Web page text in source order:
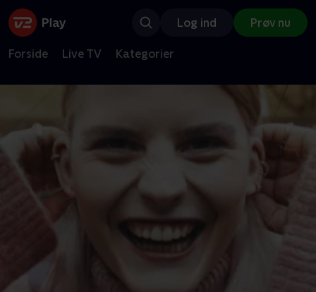
Log ind Prøv nu
Forside Live TV Kategorier